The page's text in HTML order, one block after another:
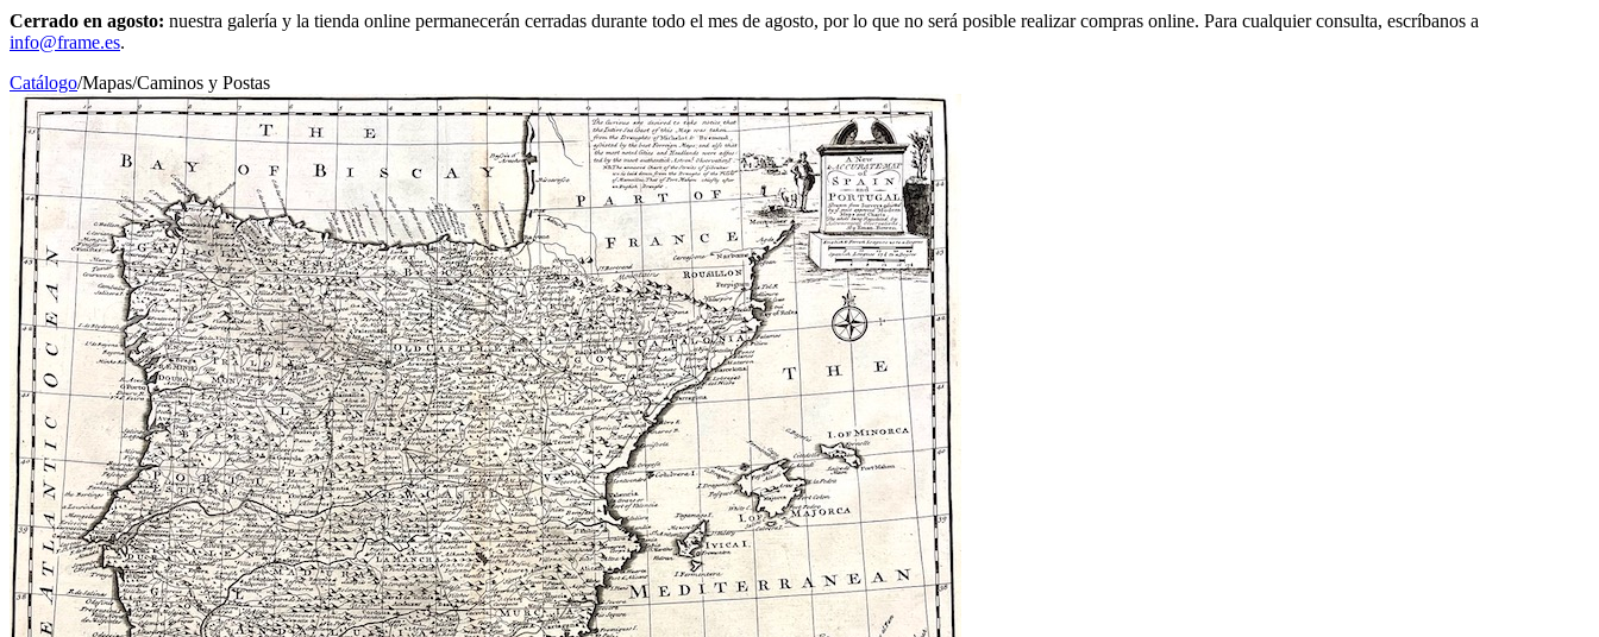
Cerrado en agosto: nuestra galería y la tienda online permanecerán cerradas durante todo el mes de agosto, por lo que no será posible realizar compras online. Para cualquier consulta, escríbanos a
info@frame.es.
Catálogo/Mapas/Caminos y Postas